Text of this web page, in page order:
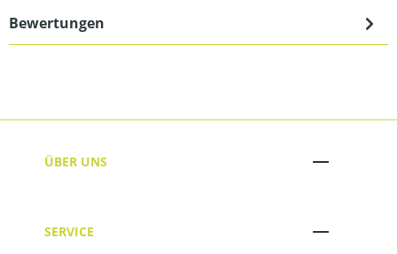
Bewertungen
ÜBER UNS
SERVICE